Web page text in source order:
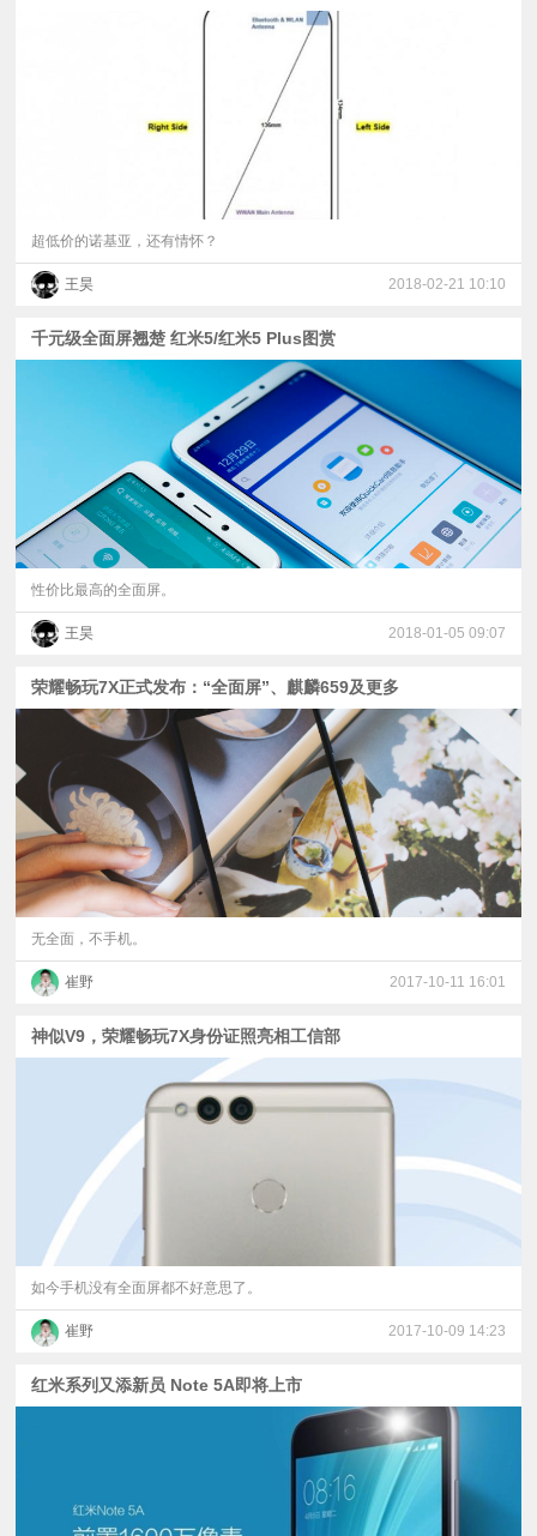
超低价的诺基亚，还有情怀？
王昊 2018-02-21 10:10
千元级全面屏翘楚 红米5/红米5 Plus图赏
性价比最高的全面屏。
王昊 2018-01-05 09:07
荣耀畅玩7X正式发布：“全面屏”、麒麟659及更多
无全面，不手机。
崔野 2017-10-11 16:01
神似V9，荣耀畅玩7X身份证照亮相工信部
如今手机没有全面屏都不好意思了。
崔野 2017-10-09 14:23
红米系列又添新员 Note 5A即将上市